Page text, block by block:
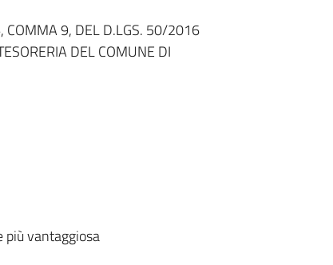
COMMA 9, DEL D.LGS. 50/2016
DEL COMUNE DI
vantaggiosa